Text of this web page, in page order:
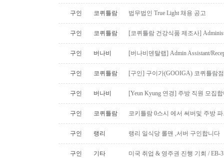
구인 코퀴틀람 법무법인 True Light 채용 공고
구인 코퀴틀람 [코퀴틀람 건강식품 제조사]
구인 버나비 [버나비덴탈랩] Admin Assistant/
구인 코퀴틀람 [구인] 구이가(GOOIGA) 코퀴틀람
구인 버나비 [Yeun Kyung 연경] 주방 직원 모집
구인 코퀴틀람 코키틀람 0스시 에서 써버및 주방
구인 랭리 랭리 일식당 롤맨 ,서버 구인합니다
구인 기타 미국 취업 & 영주권 진행 기회 / EB-